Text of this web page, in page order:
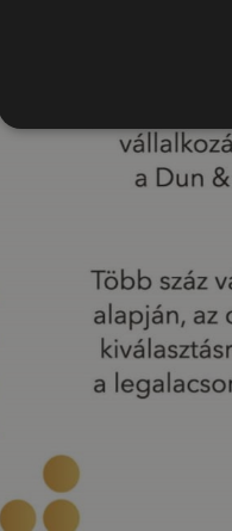
A teljesítmény-sütiket, pl.
nem használhatók egy adott
Szolgáltató
/ Domain
_ga_FFYD344T4T .delego.hu